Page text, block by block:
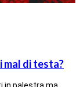
mal di testa?